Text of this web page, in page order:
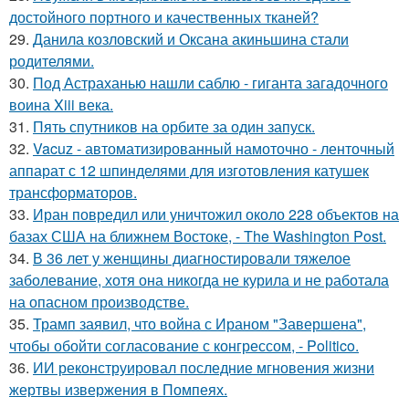
достойного портного и качественных тканей?
29. Данила козловский и Оксана акиньшина стали
родителями.
30. Под Астраханью нашли саблю - гиганта загадочного
воина Xiii века.
31. Пять спутников на орбите за один запуск.
32. Vacuz - автоматизированный намоточно - ленточный
аппарат с 12 шпинделями для изготовления катушек
трансформаторов.
33. Иран повредил или уничтожил около 228 объектов на
базах США на ближнем Востоке, - The Washington Post.
34. В 36 лет у женщины диагностировали тяжелое
заболевание, хотя она никогда не курила и не работала
на опасном производстве.
35. Трамп заявил, что война с Ираном "Завершена",
чтобы обойти согласование с конгрессом, - Politico.
36. ИИ реконструировал последние мгновения жизни
жертвы извержения в Помпеях.